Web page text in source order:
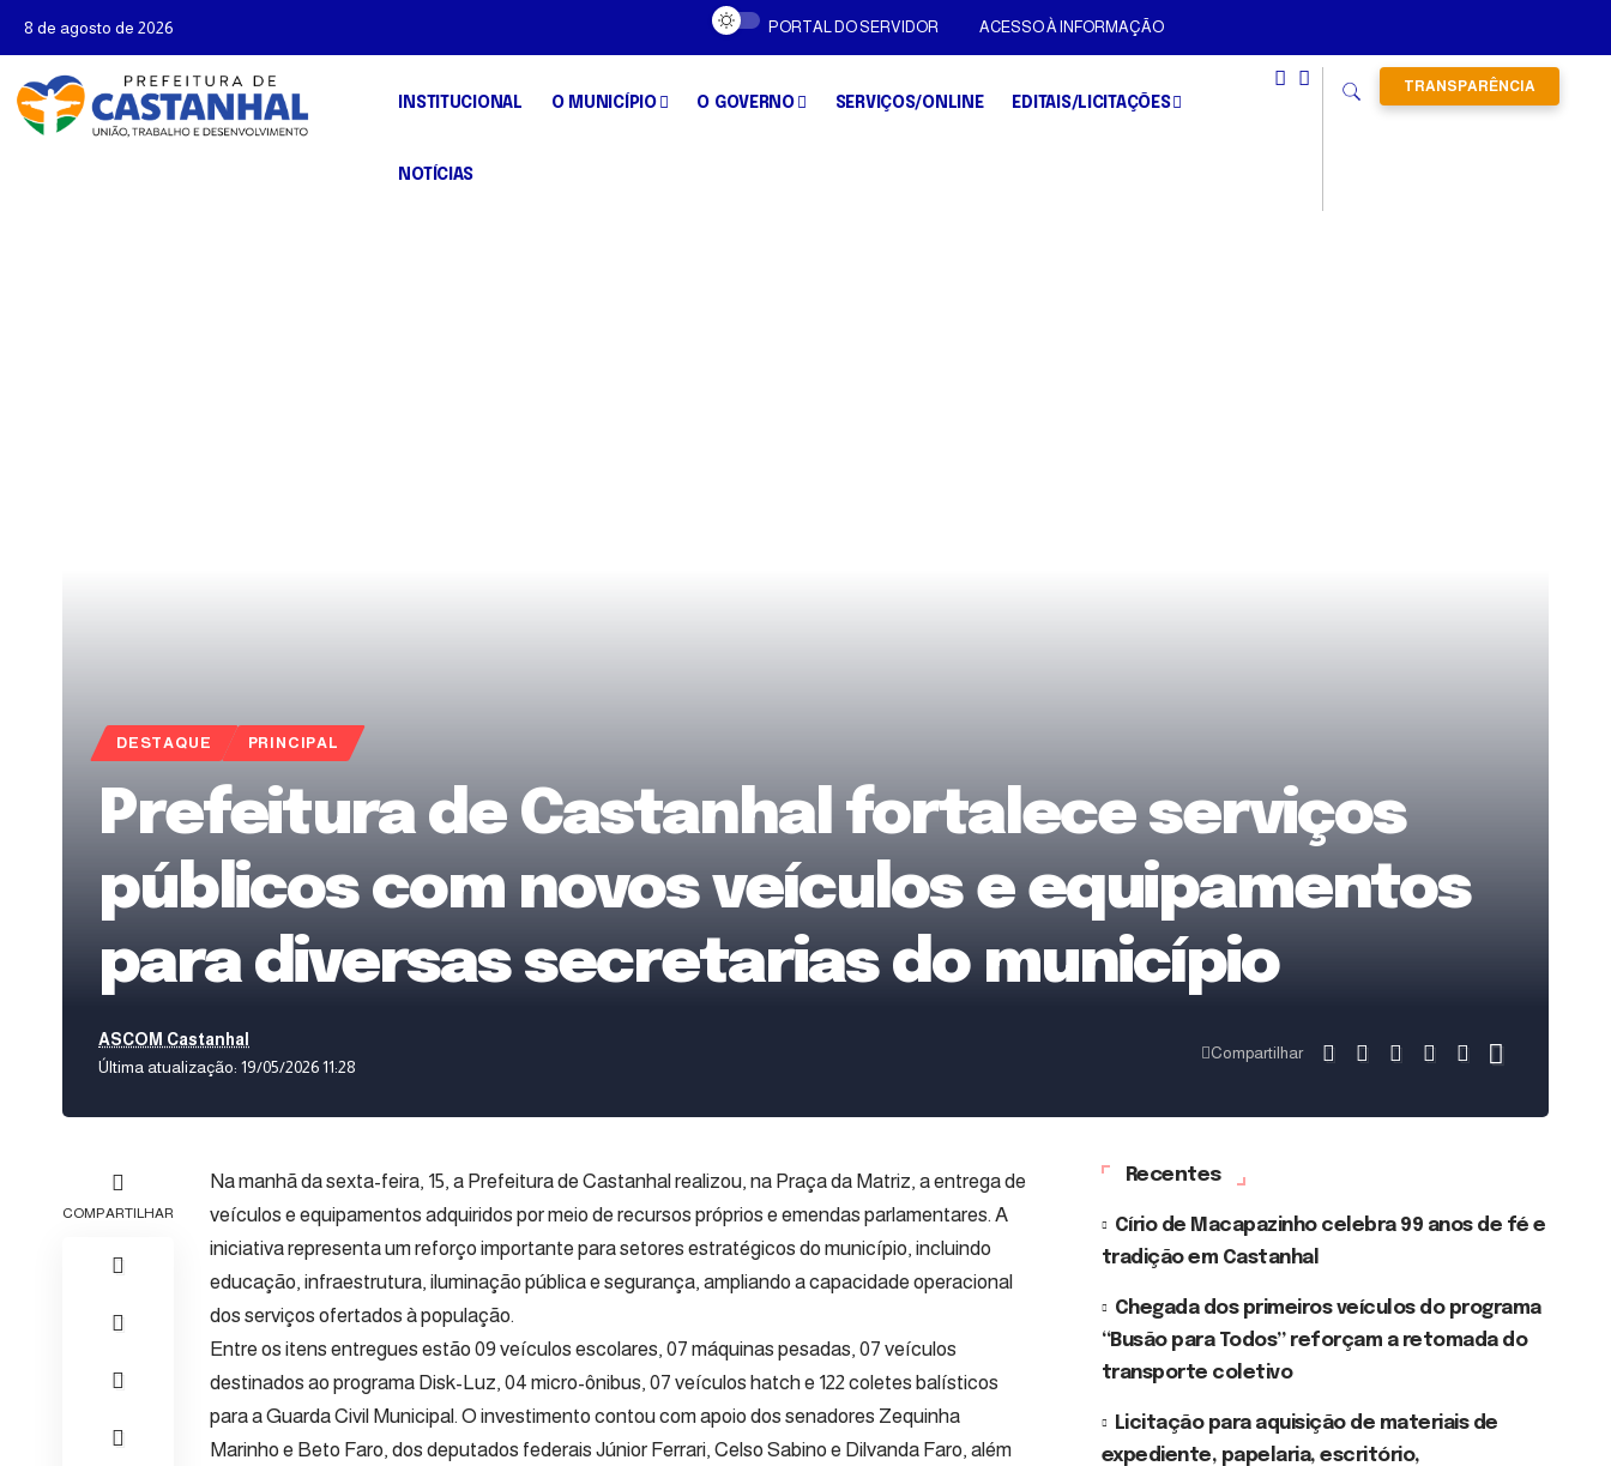
8 de agosto de 2026 PORTAL DO SERVIDOR ACESSO À INFORMAÇÃO
INSTITUCIONAL O MUNICÍPIO O GOVERNO SERVIÇOS/ONLINE EDITAIS/LICITAÇÕES
NOTÍCIAS
TRANSPARÊNCIA
DESTAQUE PRINCIPAL
Prefeitura de Castanhal fortalece serviços
públicos com novos veículos e equipamentos
para diversas secretarias do município
Última atualização: 19/05/2026 11:28
ASCOM Castanhal
Compartilhar
COMPARTILHAR
Na manhã da sexta-feira, 15, a Prefeitura de Castanhal realizou, na Praça da Matriz, a entrega de
veículos e equipamentos adquiridos por meio de recursos próprios e emendas parlamentares. A
iniciativa representa um reforço importante para setores estratégicos do município, incluindo
educação, infraestrutura, iluminação pública e segurança, ampliando a capacidade operacional
dos serviços ofertados à população.
Entre os itens entregues estão 09 veículos escolares, 07 máquinas pesadas, 07 veículos
destinados ao programa Disk-Luz, 04 micro-ônibus, 07 veículos hatch e 122 coletes balísticos
para a Guarda Civil Municipal. O investimento contou com apoio dos senadores Zequinha
Marinho e Beto Faro, dos deputados federais Júnior Ferrari, Celso Sabino e Dilvanda Faro, além
Recentes
Círio de Macapazinho celebra 99 anos de fé e
tradição em Castanhal
Chegada dos primeiros veículos do programa
“Busão para Todos” reforçam a retomada do
transporte coletivo
Licitação para aquisição de materiais de
expediente, papelaria, escritório,